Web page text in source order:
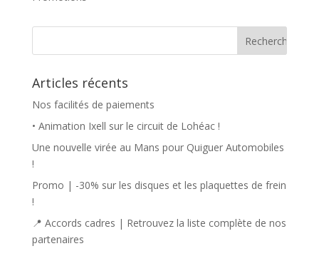
Articles récents
Nos facilités de paiements
• Animation Ixell sur le circuit de Lohéac !
Une nouvelle virée au Mans pour Quiguer Automobiles
!
Promo | -30% sur les disques et les plaquettes de frein
!
📍 Accords cadres | Retrouvez la liste complète de nos
partenaires